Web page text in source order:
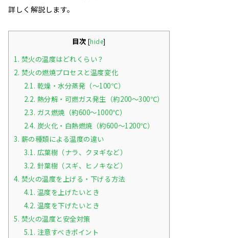
詳しく解説します。
目次 [hide]
1. 焚火の温度はどれくらい？
2. 焚火の燃焼プロセスと温度変化
2.1. 乾燥・水分蒸発（～100℃）
2.2. 熱分解・可燃ガス発生（約200～300℃）
2.3. ガス燃焼（約600～1000℃）
2.4. 炭火化・白熱燃焼（約600～1200℃）
3. 薪の種類による温度の違い
3.1. 広葉樹（ナラ、クヌギなど）
3.2. 針葉樹（スギ、ヒノキなど）
4. 焚火の温度を上げる・下げる方法
4.1. 温度を上げたいとき
4.2. 温度を下げたいとき
5. 焚火の温度と安全対策
5.1. 注意すべきポイント